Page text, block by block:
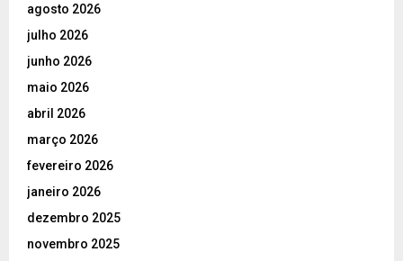
agosto 2026
julho 2026
junho 2026
maio 2026
abril 2026
março 2026
fevereiro 2026
janeiro 2026
dezembro 2025
novembro 2025